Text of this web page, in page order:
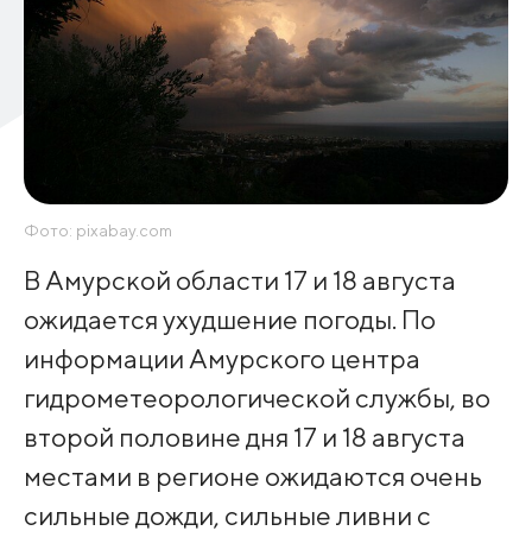
Фото: pixabay.com
В Амурской области 17 и 18 августа
ожидается ухудшение погоды. По
информации Амурского центра
гидрометеорологической службы, во
второй половине дня 17 и 18 августа
местами в регионе ожидаются очень
сильные дожди, сильные ливни с